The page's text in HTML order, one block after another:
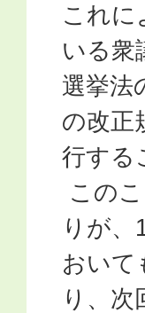
これに
いる衆
選挙法
の改正
行する
この
りが、
おいて
り、次